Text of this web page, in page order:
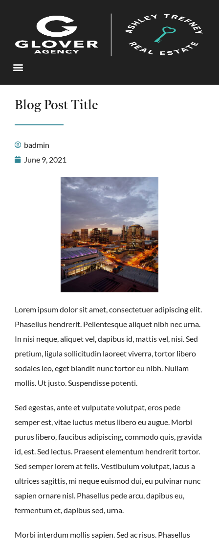
Blog Post Title
badmin
June 9, 2021
Lorem ipsum dolor sit amet, consectetuer adipiscing elit.
Phasellus hendrerit. Pellentesque aliquet nibh nec urna.
In nisi neque, aliquet vel, dapibus id, mattis vel, nisi. Sed
pretium, ligula sollicitudin laoreet viverra, tortor libero
sodales leo, eget blandit nunc tortor eu nibh. Nullam
mollis. Ut justo. Suspendisse potenti.
Sed egestas, ante et vulputate volutpat, eros pede
semper est, vitae luctus metus libero eu augue. Morbi
purus libero, faucibus adipiscing, commodo quis, gravida
id, est. Sed lectus. Praesent elementum hendrerit tortor.
Sed semper lorem at felis. Vestibulum volutpat, lacus a
ultrices sagittis, mi neque euismod dui, eu pulvinar nunc
sapien ornare nisl. Phasellus pede arcu, dapibus eu,
fermentum et, dapibus sed, urna.
Morbi interdum mollis sapien. Sed ac risus. Phasellus